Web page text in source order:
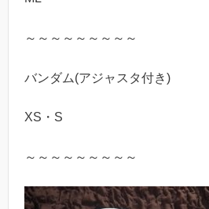
～～～～～～～～～
バンダム(アジャスタ付き)
XS・S
～～～～～～～～～